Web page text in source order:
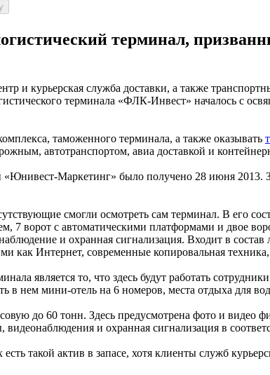
терминал,
и курьерская служба доставки, а также
терминала «ФЛК-Инвест» началось с
таможенного терминала, а также оказывать
автотранспортом, авиа доставкой и
«Юнивест-Маркетинг» было получено 28 июня
смогли осмотреть сам терминал. В его
7 ворот с автоматическими платформами и двое
и охранная сигнализация. Входит в
как Интернет, современные копировальная
является то, что здесь будут работать
в нем мини-отель на 6 номеров, места отдыха для
до 60 тонн. Здесь предусмотрена фото и
и охранная сигнализация в
такой актив в запасе, хотя клиенты служб